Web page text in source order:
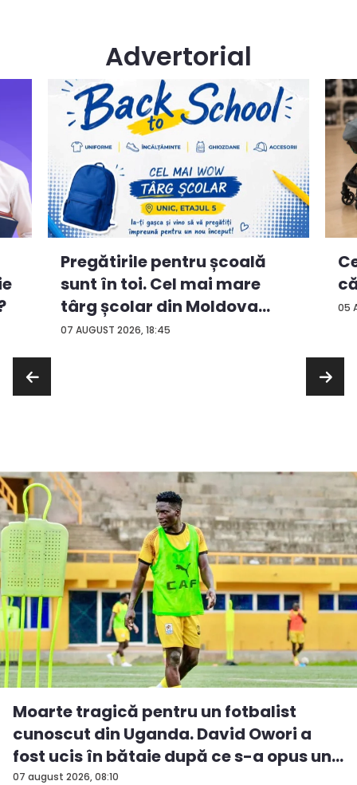
Advertorial
07 AUGUST 2026, 18:45
Pregătirile pentru școală
sunt în toi. Cel mai mare
târg școlar din Moldova
con...
05
07 august 2026, 08:10
Moarte tragică pentru un fotbalist
cunoscut din Uganda. David Owori a
fost ucis în bătaie după ce s-a opus un...